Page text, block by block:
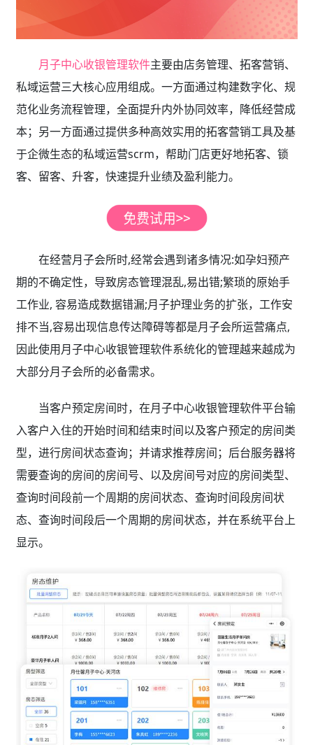
月子中心收银管理软件主要由店务管理、拓客营销、
私域运营三大核心应用组成。一方面通过构建数字化、规
范化业务流程管理，全面提升内外协同效率，降低经营成
本；另一方面通过提供多种高效实用的拓客营销工具及基
于企微生态的私域运营scrm，帮助门店更好地拓客、锁
客、留客、升客，快速提升业绩及盈利能力。
在经营月子会所时,经常会遇到诸多情况:如孕妇预产
期的不确定性，导致房态管理混乱,易出错;繁琐的原始手
工作业, 容易造成数据错漏;月子护理业务的扩张，工作安
排不当,容易出现信息传达障碍等都是月子会所运营痛点,
因此使用月子中心收银管理软件系统化的管理越来越成为
大部分月子会所的必备需求。
当客户预定房间时，在月子中心收银管理软件平台输
入客户入住的开始时间和结束时间以及客户预定的房间类
型，进行房间状态查询；并请求推荐房间；后台服务器将
需要查询的房间的房间号、以及房间号对应的房间类型、
查询时间段前一个周期的房间状态、查询时间段房间状
态、查询时间段后一个周期的房间状态，并在系统平台上
显示。